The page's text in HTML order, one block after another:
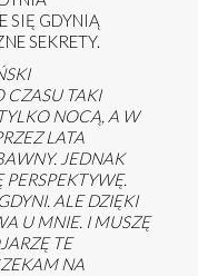
SIĘ GDYNIĄ
SEKRETY.
CZASU TAKI
NOCĄ, A W
LATA
JEDNAK
ALE DZIĘKI
U MNIE. I MUSZĘ
TE
NA